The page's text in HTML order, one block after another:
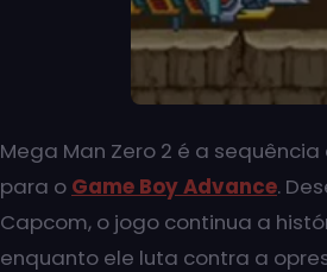
Mega Man Zero 2 é a
para o Game Boy Advance.
Capcom, o jogo continua a
enquanto ele luta contra a